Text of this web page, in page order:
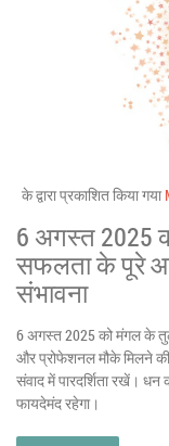
के द्वारा प्रकाशित किया गया
6 अगस्त 2025
सफलता के पूरे
संभावना
6 अगस्त 2025 को मंगल के
और प्रोफेशनल मौके मिलने
संवाद में पारदर्शिता रखें।
फायदेमंद रहेगा।